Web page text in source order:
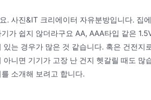
. 사진&IT 크리에이터 자유분방입니다. 집
가 쉽지 않더라구요 AA, AAA타입 같은
있는 경우가 많은 것 같습니다. 혹은 건전
아니면 기기가 고장 난 건지 헷갈릴 때도
소개해 보려고 합니다.